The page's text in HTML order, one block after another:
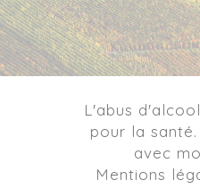
L'abus
pour la
avec
Mentions